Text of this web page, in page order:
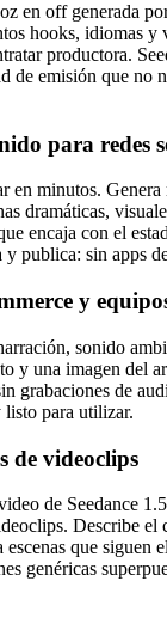
en off generada
hooks, idiomas y
productora.
de emisión que no
para redes
en minutos. Genera
dramáticas,
encaja con el
y publica: sin apps
y
sonido
y una imagen del
grabaciones de
listo para utilizar.
de videoclips
de Seedance
Describe el
escenas que siguen
genéricas